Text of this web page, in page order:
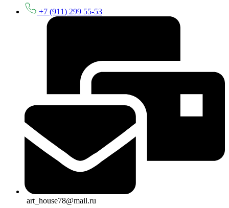
+7 (911) 299 55-53
art_house78@mail.ru